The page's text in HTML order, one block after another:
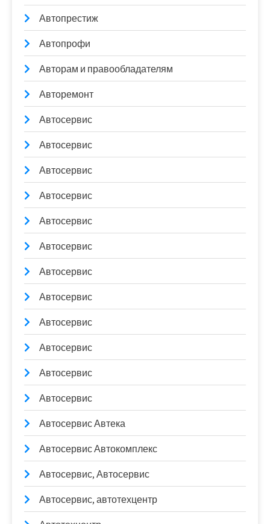
Автопрестиж
Автопрофи
Авторам и правообладателям
Авторемонт
Автосервис
Автосервис
Автосервис
Автосервис
Автосервис
Автосервис
Автосервис
Автосервис
Автосервис
Автосервис
Автосервис
Автосервис
Автосервис Автека
Автосервис Автокомплекс
Автосервис, Автосервис
Автосервис, автотехцентр